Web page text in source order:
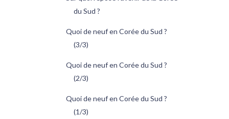
du Sud ?
Quoi de neuf en Corée du Sud ?
(3/3)
Quoi de neuf en Corée du Sud ?
(2/3)
Quoi de neuf en Corée du Sud ?
(1/3)